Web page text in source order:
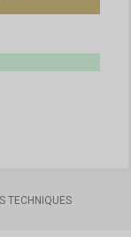
TECHNIQUES